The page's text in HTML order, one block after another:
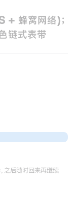
蜂窝网络)；
链式表带
之后随时回来再继续